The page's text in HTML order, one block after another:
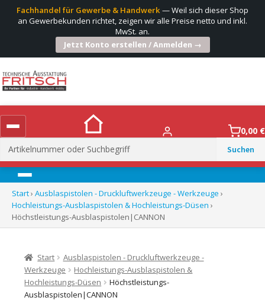
Fachhandel für Gewerbe & Handwerk— Weil sich dieser Shop
an Gewerbekunden richtet, zeigen wir alle Preise netto und inkl.
MwSt. an.
Jetzt Konto erstellen / Anmelden →
Suchen
nach:
0,00 €
Menü
Start› Ausblaspistolen - Druckluftwerkzeuge - Werkzeuge ›
Hochleistungs-Ausblaspistolen & Hochleistungs-Düsen ›
Höchstleistungs-Ausblaspistolen|CANNON
Start
Ausblaspistolen - Druckluftwerkzeuge -
Werkzeuge
Hochleistungs-Ausblaspistolen &
Hochleistungs-Düsen
Höchstleistungs-
Ausblaspistolen|CANNON